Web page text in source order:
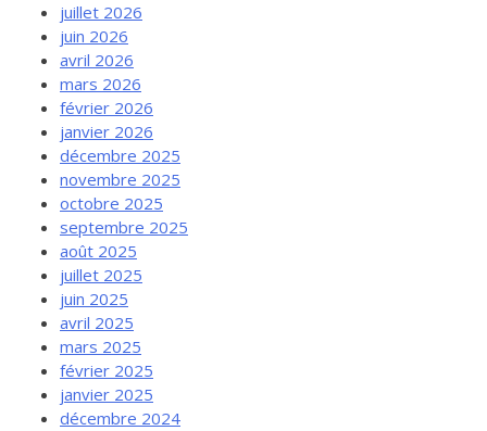
juillet 2026
juin 2026
avril 2026
mars 2026
février 2026
janvier 2026
décembre 2025
novembre 2025
octobre 2025
septembre 2025
août 2025
juillet 2025
juin 2025
avril 2025
mars 2025
février 2025
janvier 2025
décembre 2024